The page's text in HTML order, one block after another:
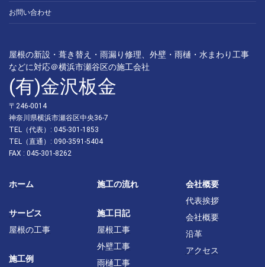
お問い合わせ
屋根の新設・葺き替え・雨漏り修理、外壁・雨樋・水まわり工事
などに対応＠横浜市瀬谷区の施工会社
(有)金沢板金
〒246-0014
神奈川県横浜市瀬谷区中央36-7
TEL（代表）: 045-301-1853
TEL（直通）: 090-3591-5404
FAX : 045-301-8262
ホーム
サービス
屋根の工事
施工例
施工の流れ
施工日記
屋根工事
外壁工事
雨樋工事
会社概要
代表挨拶
会社概要
沿革
アクセス